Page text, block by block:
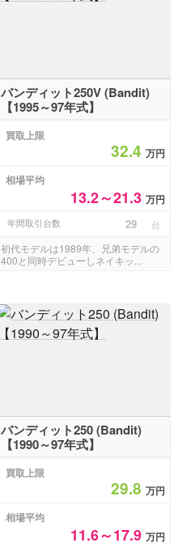
バンディット250V (Bandit)
【1995～97年式】
買取上限
32.4 万円
相場平均
13.2～21.3 万円
年間取引台数 29 台
初代モデルは1989年、兄弟モデルの
400と同時デビューしネイキッ...
バンディット250 (Bandit)
【1990～97年式】
買取上限
29.8 万円
相場平均
11.6～17.9 万円